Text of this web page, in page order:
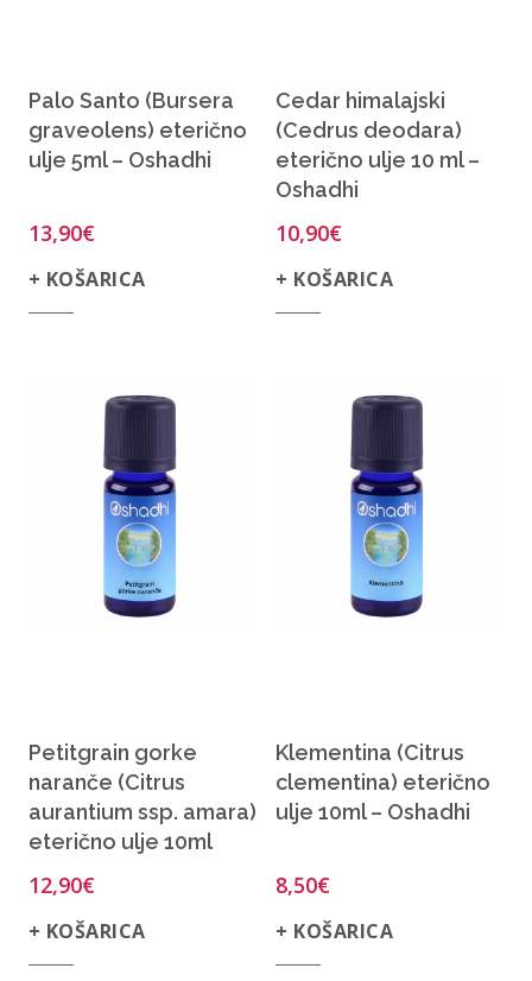
Palo Santo (Bursera
graveolens) eterično
ulje 5ml – Oshadhi
13,90€
+ KOŠARICA
Cedar himalajski
(Cedrus deodara)
eterično ulje 10 ml –
Oshadhi
10,90€
+ KOŠARICA
Petitgrain gorke
naranče (Citrus
aurantium ssp. amara)
eterično ulje 10ml
12,90€
+ KOŠARICA
Klementina (Citrus
clementina) eterično
ulje 10ml – Oshadhi
8,50€
+ KOŠARICA